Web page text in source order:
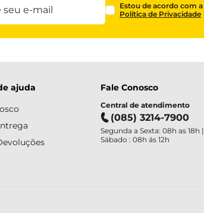
Estou de acordo com a
Política de Privacidade
ajuda
Fale Conosco
Central de atendimento
(085) 3214-7900
Segunda a Sexta: 08h as 18h |
Sábado : 08h ás 12h